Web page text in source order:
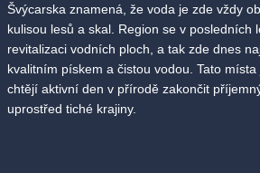
Švýcarska znamená, že voda je zde vždy
kulisou lesů a skal. Region se v posledních
revitalizaci vodních ploch, a tak zde dnes
kvalitním pískem a čistou vodou. Tato
chtějí aktivní den v přírodě zakončit
uprostřed tiché krajiny.